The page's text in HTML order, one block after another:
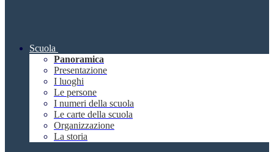
Scuola
Panoramica
Presentazione
I luoghi
Le persone
I numeri della scuola
Le carte della scuola
Organizzazione
La storia